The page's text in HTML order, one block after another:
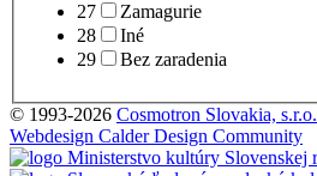
27
Zamagurie
28
Iné
29
Bez zaradenia
© 1993-2026 Cosmotron Slovakia, s.r.o.
Webdesign Calder Design Community